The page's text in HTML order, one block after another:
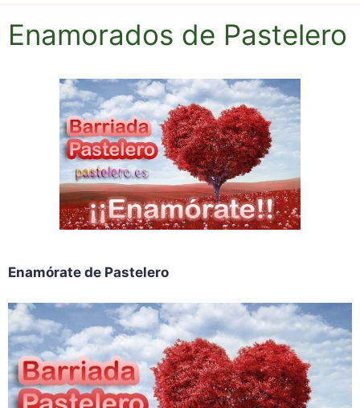
Enamorados de Pastelero
Enamórate de Pastelero